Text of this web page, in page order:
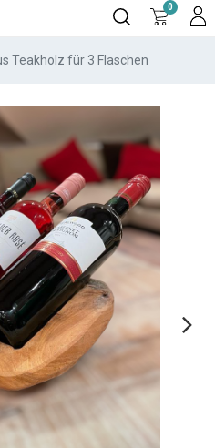
0
Teakholz für 3 Flaschen